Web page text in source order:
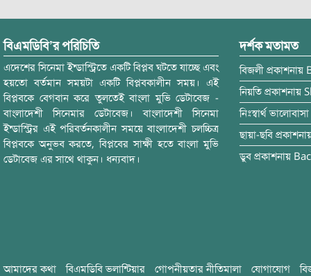
বিএমডিবি’র পরিচিতি
এদেশের সিনেমা ইন্ডাস্ট্রিতে একটি বিপ্লব ঘটতে যাচ্ছে এবং
হয়তো বর্তমান সময়টা একটি বিপ্লবকালীন সময়। এই
বিপ্লবকে বেগবান করে তুলতেই বাংলা মুভি ডেটাবেজ -
বাংলাদেশী সিনেমার ডেটাবেজ। বাংলাদেশী সিনেমা
ইন্ডাস্ট্রির এই পরিবর্তনকালীন সময়ে বাংলাদেশী চলচ্চিত্র
বিপ্লবকে অনুভব করতে, বিপ্লবের সাক্ষী হতে বাংলা মুভি
ডেটাবেজ এর সাথে থাকুন। ধন্যবাদ।
দর্শক মতামত
বিজলী প্রকাশনায়
নিয়তি প্রকাশনায়
নিঃস্বার্থ ভালোবাসা
ছায়া-ছবি
ডুব প্রকাশনায়
আমাদের কথা বিএমডিবি ভলান্টিয়ার গোপনীয়তার নীতিমালা যোগাযোগ